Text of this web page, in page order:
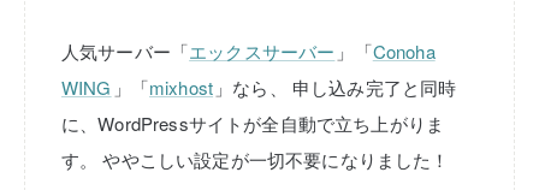
人気サーバー「エックスサーバー 」「Conoha
WING 」「mixhost 」なら、
申し込み完了と同時
に、WordPressサイトが全自動で立ち上がりま
す。
ややこしい設定が一切不要になりました！